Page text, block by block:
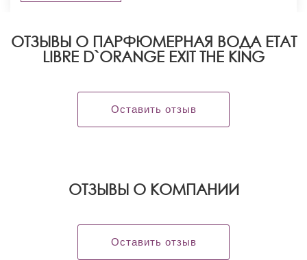
ОТЗЫВЫ О ПАРФЮМЕРНАЯ ВОДА ETAT
LIBRE D`ORANGE EXIT THE KING
Оставить отзыв
OТЗЫВЫ О КОМПАНИИ
Оставить отзыв